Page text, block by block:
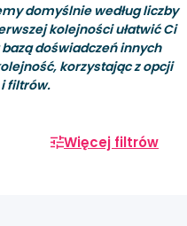
domyślnie według liczby
kolejności ułatwić Ci
doświadczeń innych
korzystając z opcji
filtrów.
Więcej filtrów